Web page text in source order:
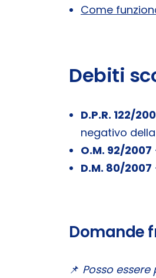
Come
Debiti
D.P.R. 122/
negativo
O.M. 92/2007
D.M. 80/2007
Domande
📌 Posso